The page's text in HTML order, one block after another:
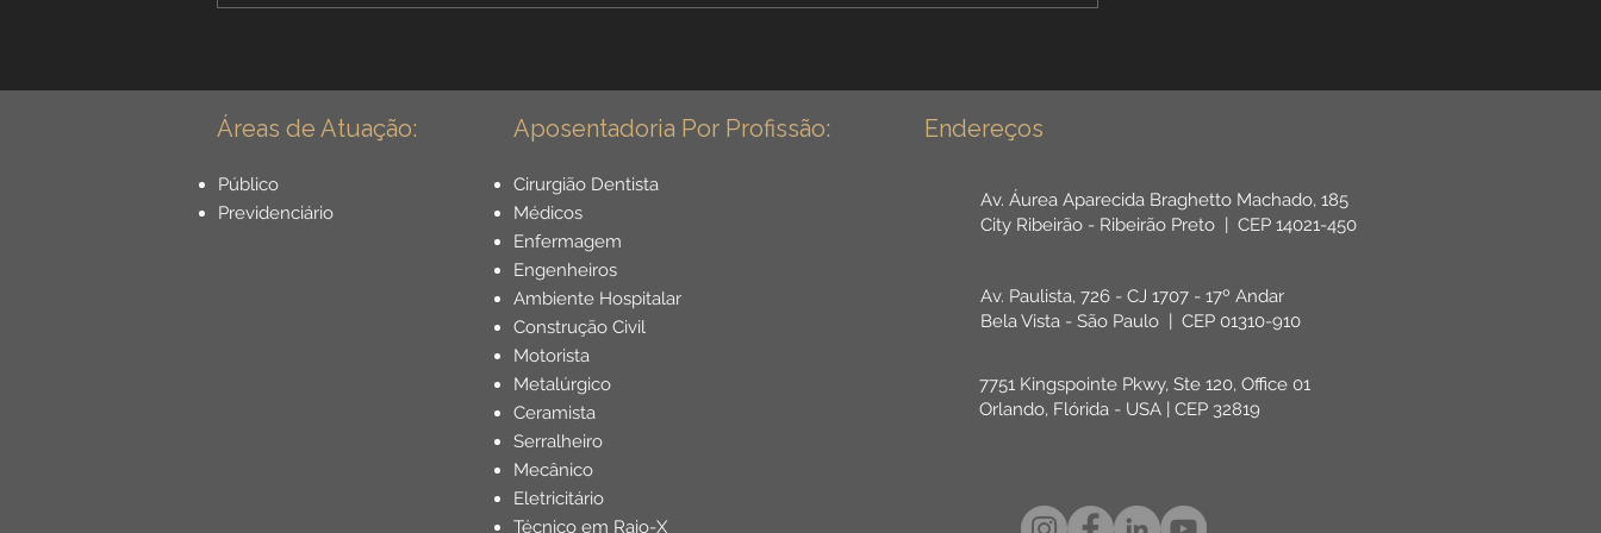
biológicos. Veja os requisitos, a
aposenta com o maior valor.
decisão do STF que derrubou a
Áreas de Atuação: Aposentadoria Por Profissão:
Público
Previdenciário
Cirurgião Dentista
Médicos
Enfermagem
Engenheiros
Ambiente Hospitalar
Construção Civil
Motorista
Metalúrgico
Ceramista
Serralheiro
Mecânico
Eletricitário
Técnico em Raio-X
Endereços
Av. Áurea Aparecida Braghetto Machado, 185
City Ribeirão - Ribeirão Preto | CEP 14021-450
Av. Paulista, 726 - CJ 1707 - 17º Andar
Bela Vista - São Paulo | CEP 01310-910
7751 Kingspointe Pkwy, Ste 120, Office 01
Orlando, Flórida - USA | CEP 32819